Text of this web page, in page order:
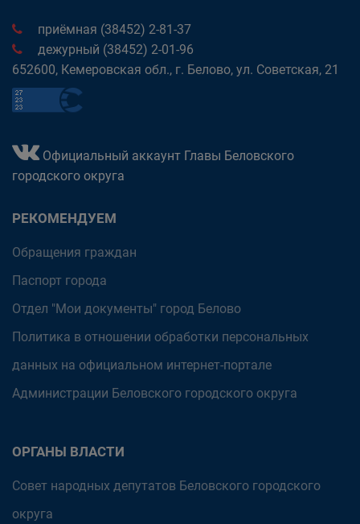
приёмная (38452) 2-81-37
дежурный (38452) 2-01-96
652600, Кемеровская обл., г. Белово, ул. Советская, 21
Официальный аккаунт Главы Беловского
городского округа
РЕКОМЕНДУЕМ
Обращения граждан
Паспорт города
Отдел "Мои документы" город Белово
Политика в отношении обработки персональных
данных на официальном интернет-портале
Администрации Беловского городского округа
ОРГАНЫ ВЛАСТИ
Совет народных депутатов Беловского городского
округа